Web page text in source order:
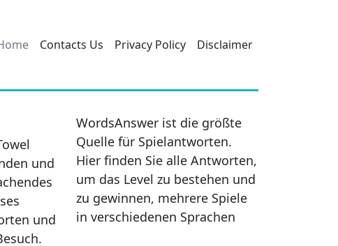
Contacts Us Privacy Policy Disclaimer
und
und
WordsAnswer ist die größte
Quelle für Spielantworten.
Hier finden Sie alle Antworten,
um das Level zu bestehen und
zu gewinnen, mehrere Spiele
in verschiedenen Sprachen